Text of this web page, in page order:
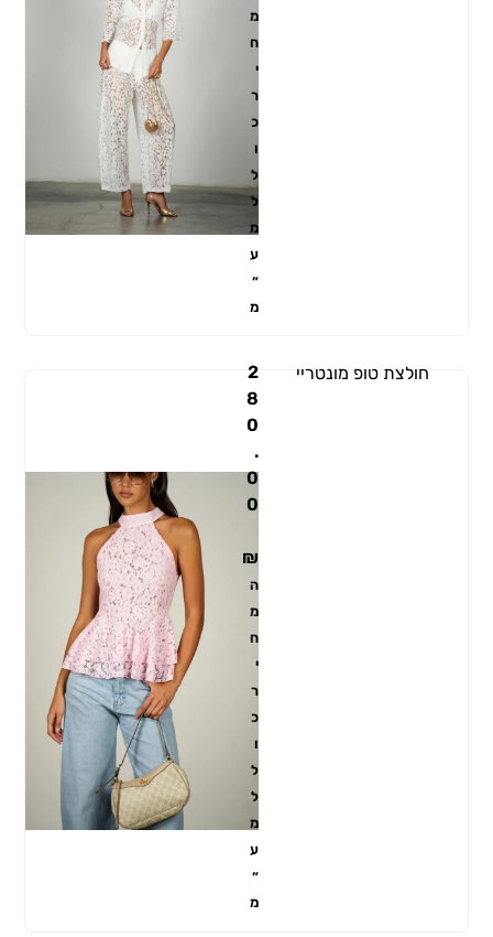
מ
ח
י
ר
כ
ו
ל
ל
מ
ע
״
מ
2
8
0
.
0
0
₪
ה
מ
ח
י
ר
כ
ו
ל
ל
מ
ע
״
מ
חולצת טופ מונטריי